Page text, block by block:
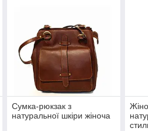
Сумка-рюкзак з
натуральної шкіри жіноча